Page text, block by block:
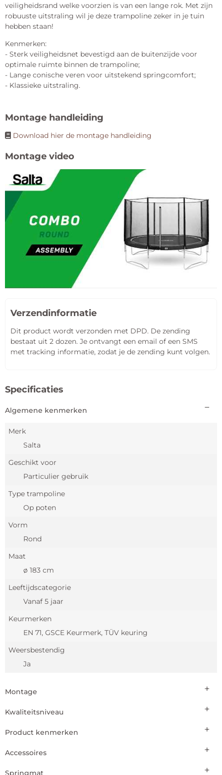
veiligheidsrand welke voorzien is van een lange rok. Met zijn
robuuste uitstraling wil je deze trampoline zeker in je tuin
hebben staan!
Kenmerken:
- Sterk veiligheidsnet bevestigd aan de buitenzijde voor
optimale ruimte binnen de trampoline;
- Lange conische veren voor uitstekend springcomfort;
- Klassieke uitstraling.
Montage handleiding
Download hier de montage handleiding
Montage video
Verzendinformatie
Dit product wordt verzonden met DPD. De zending
bestaat uit 2 dozen. Je ontvangt een email of een SMS
met tracking informatie, zodat je de zending kunt volgen.
Specificaties
Algemene kenmerken
Merk
Salta
Geschikt voor
Particulier gebruik
Type trampoline
Op poten
Vorm
Rond
Maat
ø 183 cm
Leeftijdscategorie
Vanaf 5 jaar
Keurmerken
EN 71, GSCE Keurmerk, TÜV keuring
Weersbestendig
Ja
Montage
Montage vereist?
Ja
Kwaliteitsniveau
Springcomfort
Product kenmerken
Diameter
Accessoires
Springmat